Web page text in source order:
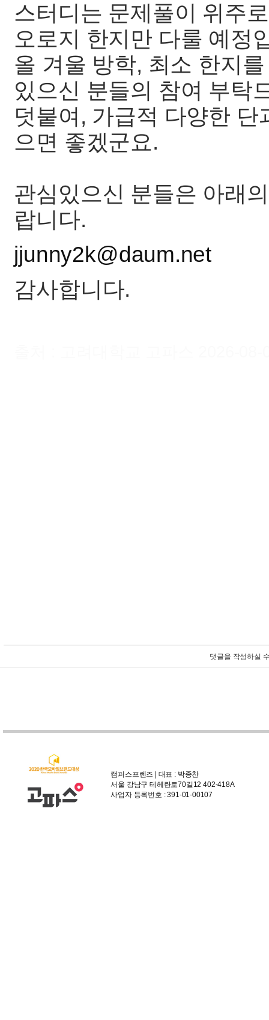
스터디는 문제풀이 위주
오로지 한지만 다룰 예정
올 겨울 방학, 최소 한지
있으신 분들의 참여 부탁
덧붙여, 가급적 다양한
으면 좋겠군요.
관심있으신 분들은 아래
랍니다.
jjunny2k@daum.net
감사합니다.
댓글을 작성하실
캠퍼스프렌즈 | 대표 : 박종찬
서울 강남구 테헤란로70길12 402-418A
사업자 등록번호 : 391-01-00107